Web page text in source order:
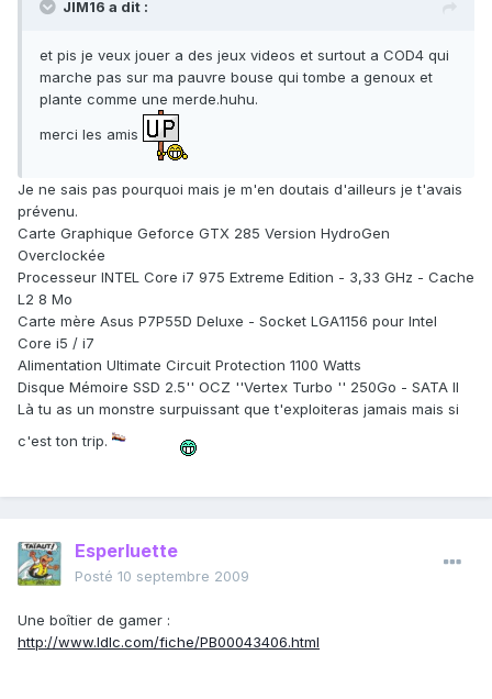
JIM16 a dit :
et pis je veux jouer a des jeux videos et surtout a COD4 qui
marche pas sur ma pauvre bouse qui tombe a genoux et
plante comme une merde.huhu.
merci les amis
Je ne sais pas pourquoi mais je m'en doutais d'ailleurs je t'avais
prévenu.
Carte Graphique Geforce GTX 285 Version HydroGen
Overclockée
Processeur INTEL Core i7 975 Extreme Edition - 3,33 GHz - Cache
L2 8 Mo
Carte mère Asus P7P55D Deluxe - Socket LGA1156 pour Intel
Core i5 / i7
Alimentation Ultimate Circuit Protection 1100 Watts
Disque Mémoire SSD 2.5'' OCZ ''Vertex Turbo '' 250Go - SATA II
Là tu as un monstre surpuissant que t'exploiteras jamais mais si
c'est ton trip.
Esperluette
Posté 10 septembre 2009
Une boîtier de gamer :
http://www.ldlc.com/fiche/PB00043406.html